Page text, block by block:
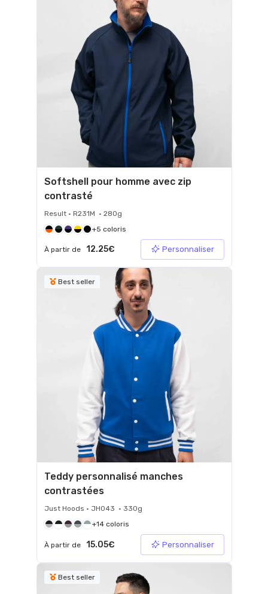
Softshell pour homme avec zip
contrasté
Result • R231M • 280g
+5 coloris
À partir de 12.25€ Personnaliser
Best seller
Teddy personnalisé manches
contrastées
Just Hoods • JH043 • 330g
+14 coloris
À partir de 15.05€ Personnaliser
Best seller